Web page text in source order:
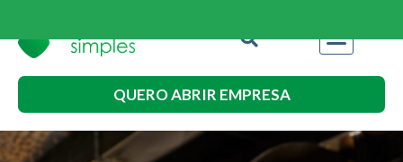
QUERO ABRIR EMPRESA